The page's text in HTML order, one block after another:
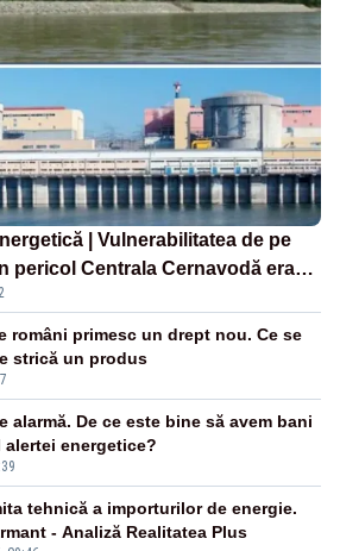
| Vulnerabilitatea de pe
pericol Centrala Cernavodă era
lui Ceaușescu
români primesc un drept nou. Ce se
strică un produs
alarmă. De ce este bine să avem bani
energetice?
tehnică a importurilor de energie.
- Analiză Realitatea Plus